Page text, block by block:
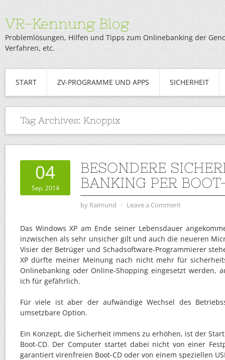
VR-Kennung Blog
Problemlösungen, Hilfen und Tipps zum Onlinebanking der
Verfahren, etc.
START ZV-PROGRAMME UND APPS SICHERHEIT
Tag Archives: Knoppix
04
Sep. 2014
BESONDERE
BANKING PER
by Raimund ⋅ Leave a Comment
Das Windows XP am Ende seiner Lebensdauer
inzwischen als sehr unsicher gilt und auch die neueren
Visier der Betrüger und Schadsoftware-Programmierer
XP dürfte meiner Meinung nach nicht mehr für
Onlinebanking oder Online-Shopping eingesetzt werden,
ich für gefährlich.
Für viele ist aber der aufwändige Wechsel des
umsetzbare Option.
Ein Konzept, die Sicherheit immens zu erhöhen, ist der
Boot-CD. Der Computer startet dabei nicht von einer
garantiert virenfreien Boot-CD oder von einem speziellen